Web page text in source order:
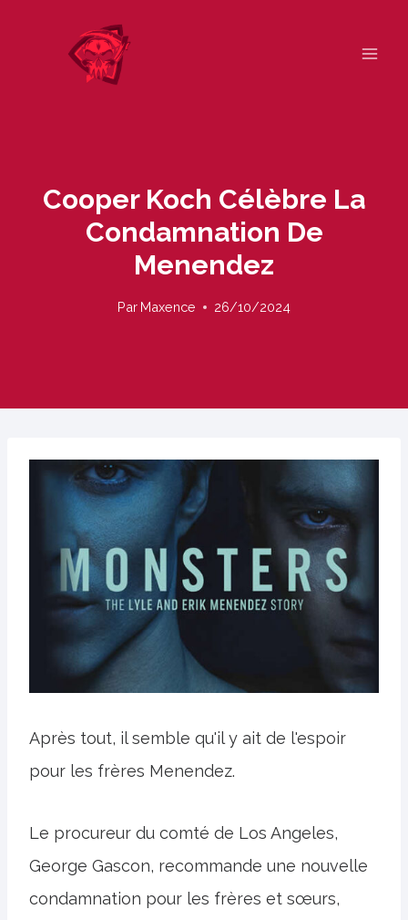
Cooper Koch Célèbre La
Condamnation De
Menendez
Par Maxence 26/10/2024
Après tout, il semble qu'il y ait de l'espoir
pour les frères Menendez.
Le procureur du comté de Los Angeles,
George Gascon, recommande une nouvelle
condamnation pour les frères et sœurs,